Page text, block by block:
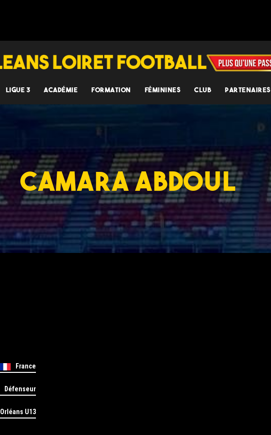
LIGUE 3 ACADÉMIE FORMATION FÉMININES CLUB PARTENAIRES
CAMARA ABDOUL
France
Défenseur
Orléans U13